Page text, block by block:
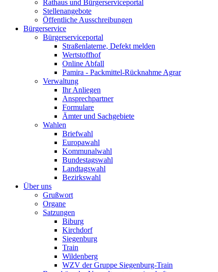
Rathaus und Bürgerserviceportal
Stellenangebote
Öffentliche Ausschreibungen
Bürgerservice
Bürgerserviceportal
Straßenlaterne, Defekt melden
Wertstoffhof
Online Abfall
Pamira - Packmittel-Rücknahme Agrar
Verwaltung
Ihr Anliegen
Ansprechpartner
Formulare
Ämter und Sachgebiete
Wahlen
Briefwahl
Europawahl
Kommunalwahl
Bundestagswahl
Landtagswahl
Bezirkswahl
Über uns
Grußwort
Organe
Satzungen
Biburg
Kirchdorf
Siegenburg
Train
Wildenberg
WZV der Gruppe Siegenburg-Train